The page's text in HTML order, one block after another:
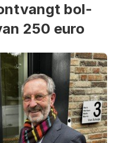
bol-
250 euro